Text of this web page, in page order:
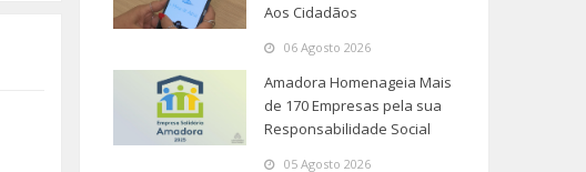
Aos Cidadãos
06 Agosto 2026
Amadora Homenageia Mais
de 170 Empresas pela sua
Responsabilidade Social
05 Agosto 2026